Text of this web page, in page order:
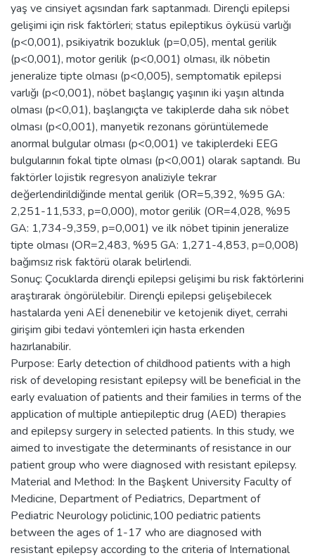
yaş ve cinsiyet açısından fark saptanmadı. Dirençli epilepsi
gelişimi için risk faktörleri; status epileptikus öyküsü varlığı
(p<0,001), psikiyatrik bozukluk (p=0,05), mental gerilik
(p<0,001), motor gerilik (p<0,001) olması, ilk nöbetin
jeneralize tipte olması (p<0,005), semptomatik epilepsi
varlığı (p<0,001), nöbet başlangıç yaşının iki yaşın altında
olması (p<0,01), başlangıçta ve takiplerde daha sık nöbet
olması (p<0,001), manyetik rezonans görüntülemede
anormal bulgular olması (p<0,001) ve takiplerdeki EEG
bulgularının fokal tipte olması (p<0,001) olarak saptandı. Bu
faktörler lojistik regresyon analiziyle tekrar
değerlendirildiğinde mental gerilik (OR=5,392, %95 GA:
2,251-11,533, p=0,000), motor gerilik (OR=4,028, %95
GA: 1,734-9,359, p=0,001) ve ilk nöbet tipinin jeneralize
tipte olması (OR=2,483, %95 GA: 1,271-4,853, p=0,008)
bağımsız risk faktörü olarak belirlendi.
Sonuç: Çocuklarda dirençli epilepsi gelişimi bu risk faktörlerini
araştırarak öngörülebilir. Dirençli epilepsi gelişebilecek
hastalarda yeni AEİ denenebilir ve ketojenik diyet, cerrahi
girişim gibi tedavi yöntemleri için hasta erkenden
hazırlanabilir.
Purpose: Early detection of childhood patients with a high
risk of developing resistant epilepsy will be beneficial in the
early evaluation of patients and their families in terms of the
application of multiple antiepileptic drug (AED) therapies
and epilepsy surgery in selected patients. In this study, we
aimed to investigate the determinants of resistance in our
patient group who were diagnosed with resistant epilepsy.
Material and Method: In the Başkent University Faculty of
Medicine, Department of Pediatrics, Department of
Pediatric Neurology policlinic,100 pediatric patients
between the ages of 1-17 who are diagnosed with
resistant epilepsy according to the criteria of International